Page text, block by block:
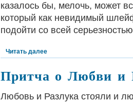
казалось бы, мелочь, может
который как невидимый
подойти со всей
Читать далее
Притча о Любви и
Любовь и Разлука стояли и